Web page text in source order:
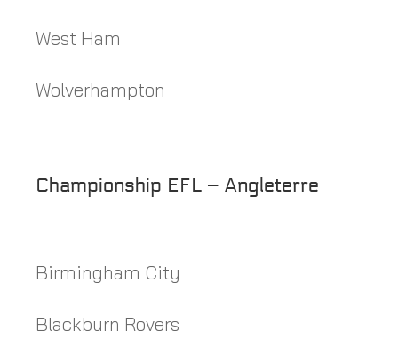
West Ham
Wolverhampton
Championship EFL – Angleterre
Birmingham City
Blackburn Rovers